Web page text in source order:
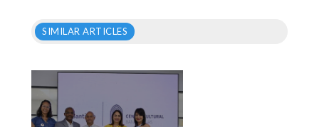
SIMILAR ARTICLES